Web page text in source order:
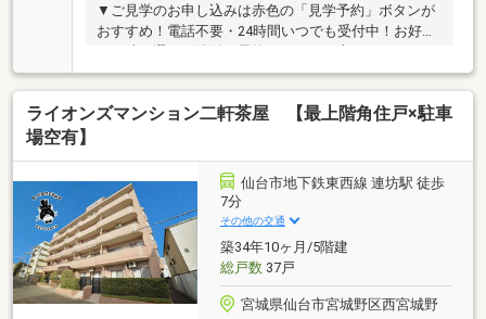
▼ご見学のお申し込みは赤色の「見学予約」ボタンが
おすすめ！電話不要・24時間いつでも受付中！お好き
仕事帰りの見学もお気軽にご予約ください。《施設・
設備》・駐車場/空き状況要確認：月額9000～13000
円・駐輪場・エレベーター・防犯カメラ・トランクル
換・建具交換・全室床材張替・クロス張替・照明器具
交換 他▼LINEでも見学予約・詳細資料のご案内が可
能です！ID:@e-concept_1
ライオンズマンション二軒茶屋 【最上階角住戸×駐車
場空有】
仙台市地下鉄東西線 連坊駅 徒歩
7分
その他の交通
築34年10ヶ月/5階建
総戸数37戸
宮城県仙台市宮城野区西宮城野